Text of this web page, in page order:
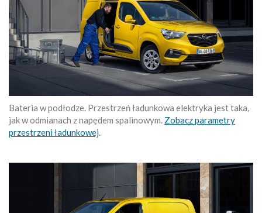
Bateria w podłodze. Przestrzeń ładunkowa elektryka jest taka,
jak w odmianach z napędem spalinowym. Zobacz parametry
przestrzeni ładunkowej